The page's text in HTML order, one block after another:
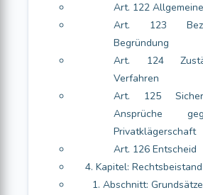
Art. 122
Art. 123
Begründung
Art. 124
Verfahren
Art. 125
Ansprüche
Privatklägerschaft
Art. 126 Entscheid
4. Kapitel: Rechtsbeistand
1. Abschnitt: Grundsätze